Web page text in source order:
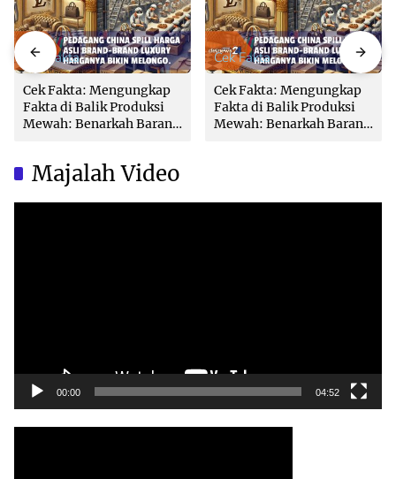
Cek Fakta
Cek Fakta: Mengungkap
Fakta di Balik Produksi
Mewah: Benarkah Barang
Cek Fakta
Cek Fakta: Mengungkap
Fakta di Balik Produksi
Mewah: Benarkah Barang
Majalah Video
00:00 04:52